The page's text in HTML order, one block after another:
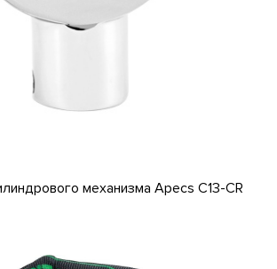
механизма Apecs C13-CR